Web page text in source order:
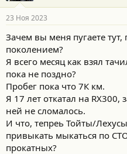
23 Ноя 2023
Зачем вы меня пугаете
поколением?
Я всего месяц как взял
пока не поздно?
Пробег пока что 7К км.
Я 17 лет откатал на RX300,
ней не сломалось.
И что, тепреь Тойты/
привыкать мыкаться по
прокатных?